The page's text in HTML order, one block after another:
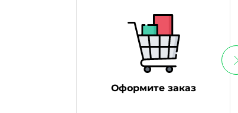
Оформите заказ